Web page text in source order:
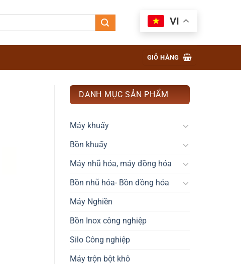
VI
GIỎ HÀNG
DANH MỤC SẢN PHẨM
Máy khuấy
Bồn khuấy
Máy nhũ hóa, máy đồng hóa
Bồn nhũ hóa- Bồn đồng hóa
Máy Nghiền
Bồn Inox công nghiệp
Silo Công nghiệp
Máy trộn bột khô